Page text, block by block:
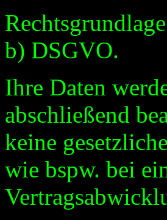
b) DSGVO.
Ihre Daten
abschließend
keine
wie bspw. bei